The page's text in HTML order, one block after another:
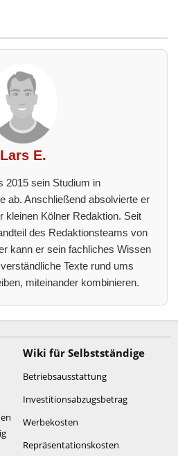
Lars E.
2015 sein Studium in
ab. Anschließend absolvierte er
kleinen Kölner Redaktion. Seit
des Redaktionsteams von
kann er sein fachliches Wissen
Texte rund ums
miteinander kombinieren.
Wiki für Selbstständige
Betriebsausstattung
Investitionsabzugsbetrag
Werbekosten
Repräsentationskosten